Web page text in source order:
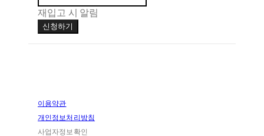
재입고 시 알림
신청하기
이용약관
개인정보처리방침
사업자정보확인